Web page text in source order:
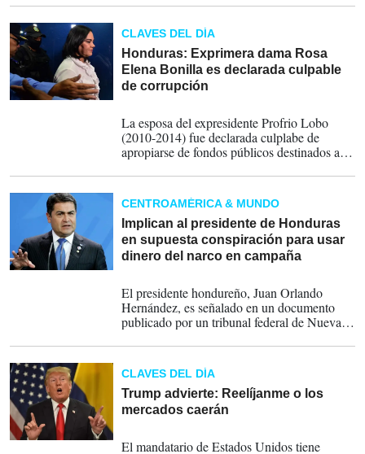
Bonilla de Lobo.
CLAVES DEL DÍA
Honduras: Exprimera dama Rosa
Elena Bonilla es declarada culpable
de corrupción
La esposa del expresidente Profrio Lobo
(2010-2014) fue declarada culplabe de
apropiarse de fondos públicos destinados a
esposo. El tribunal convocó para el próximo
martes la definición de la pena, que podría
oscilar entre 58 y 87 años de cárcel.
CENTROAMÉRICA & MUNDO
Implican al presidente de Honduras
en supuesta conspiración para usar
dinero del narco en campaña
El presidente hondureño, Juan Orlando
Hernández, es señalado en un documento
publicado por un tribunal federal de Nueva
en una conspiración con su hermano,
Antonio Hernández, y otros funcionarios,
'para usar el tráfico de drogas para mantener
y aumentar su poder político”, publicó este
sábado en su sitió web Univisión Noticias.
CLAVES DEL DÍA
Trump advierte: Reelíjanme o los
mercados caerán
El mandatario de Estados Unidos tiene